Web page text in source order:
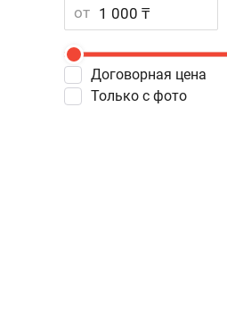
от
Договорная цена
Только с фото